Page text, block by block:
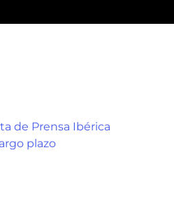
de Prensa Ibérica
plazo